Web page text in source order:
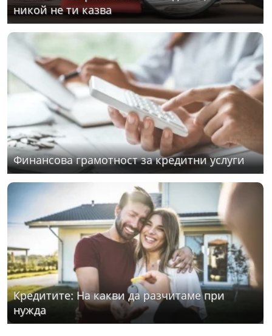
никой не ти казва
Финансова грамотност за кредитни услуги
Кредитите: На какви да разчитаме при
нужда